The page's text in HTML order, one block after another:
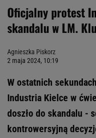
Oficjalny protest
skandalu w LM.
Agnieszka Piskorz
2 maja 2024, 10:19
W ostatnich
Industria Kielce w
doszło do skandalu -
kontrowersyjną